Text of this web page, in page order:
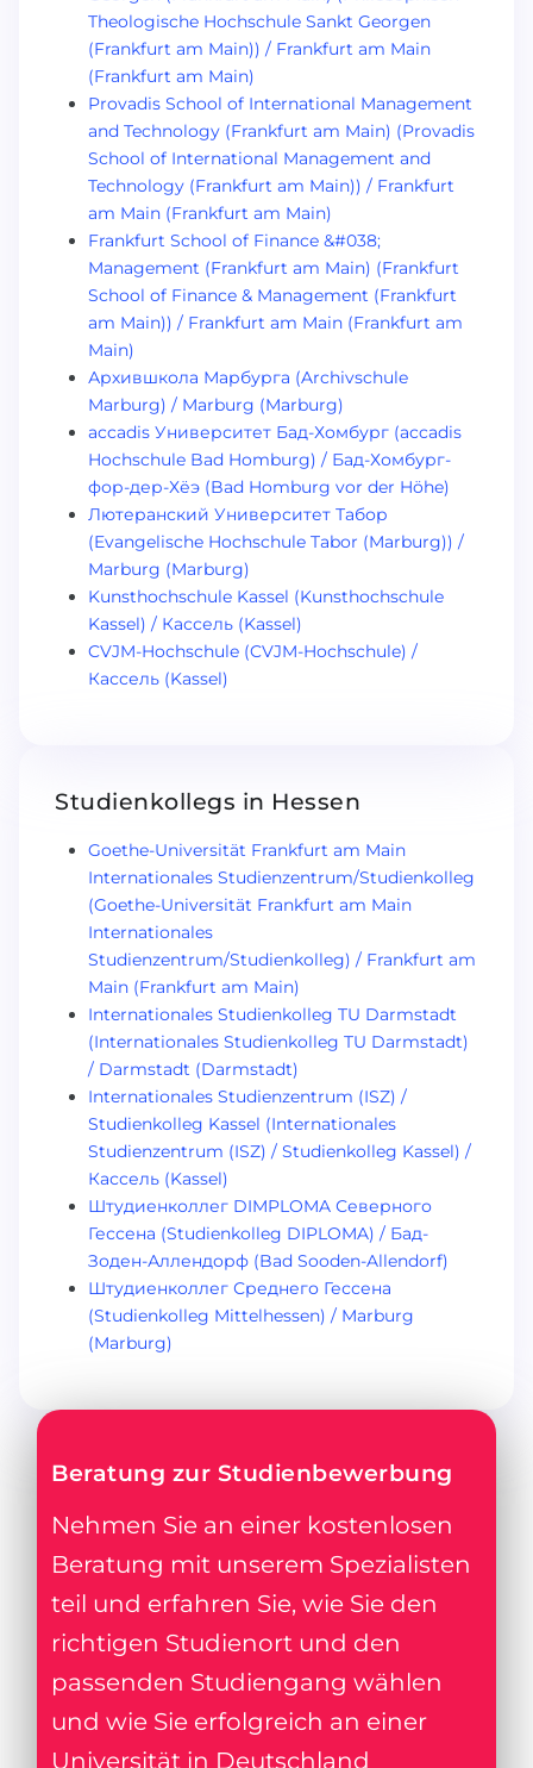
Theologische Hochschule Sankt Georgen
(Frankfurt am Main)) / Frankfurt am Main
(Frankfurt am Main)
Provadis School of International Management
and Technology (Frankfurt am Main) (Provadis
School of International Management and
Technology (Frankfurt am Main)) / Frankfurt
am Main (Frankfurt am Main)
Frankfurt School of Finance &#038;
Management (Frankfurt am Main) (Frankfurt
School of Finance & Management (Frankfurt
am Main)) / Frankfurt am Main (Frankfurt am
Main)
Архившкола Марбурга (Archivschule
Marburg) / Marburg (Marburg)
accadis Университет Бад-Хомбург (accadis
Hochschule Bad Homburg) / Бад-Хомбург-
фор-дер-Хёэ (Bad Homburg vor der Höhe)
Лютеранский Университет Табор
(Evangelische Hochschule Tabor (Marburg)) /
Marburg (Marburg)
Kunsthochschule Kassel (Kunsthochschule
Kassel) / Кассель (Kassel)
CVJM-Hochschule (CVJM-Hochschule) /
Кассель (Kassel)
Studienkollegs in Hessen
Goethe-Universität Frankfurt am Main
Internationales Studienzentrum/Studienkolleg
(Goethe-Universität Frankfurt am Main
Internationales
Studienzentrum/Studienkolleg) / Frankfurt am
Main (Frankfurt am Main)
Internationales Studienkolleg TU Darmstadt
(Internationales Studienkolleg TU Darmstadt)
/ Darmstadt (Darmstadt)
Internationales Studienzentrum (ISZ) /
Studienkolleg Kassel (Internationales
Studienzentrum (ISZ) / Studienkolleg Kassel) /
Кассель (Kassel)
Штудиенколлег DIMPLOMA Северного
Гессена (Studienkolleg DIPLOMA) / Бад-
Зоден-Аллендорф (Bad Sooden-Allendorf)
Штудиенколлег Среднего Гессена
(Studienkolleg Mittelhessen) / Marburg
(Marburg)
Beratung zur Studienbewerbung
Nehmen Sie an einer kostenlosen
Beratung mit unserem Spezialisten
teil und erfahren Sie, wie Sie den
richtigen Studienort und den
passenden Studiengang wählen
und wie Sie erfolgreich an einer
Universität in Deutschland